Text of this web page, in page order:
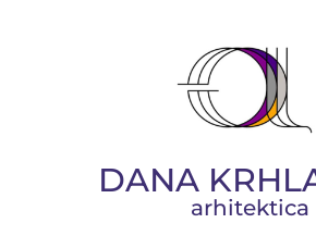
DANA
arhitektica